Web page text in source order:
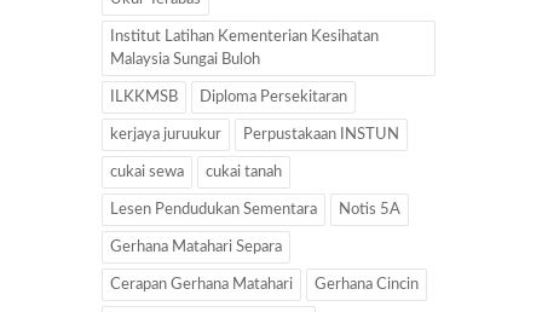
Institut Latihan Kementerian Kesihatan
Malaysia Sungai Buloh
ILKKMSB Diploma Persekitaran
kerjaya juruukur Perpustakaan INSTUN
cukai sewa cukai tanah
Lesen Pendudukan Sementara Notis 5A
Gerhana Matahari Separa
Cerapan Gerhana Matahari Gerhana Cincin